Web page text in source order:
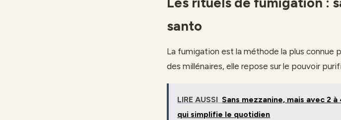
santo
La fumigation est la méthode la plus connue
des millénaires, elle repose sur le pouvoir
LIRE AUSSI Sans mezzanine, mais avec 2
qui simplifie le quotidien